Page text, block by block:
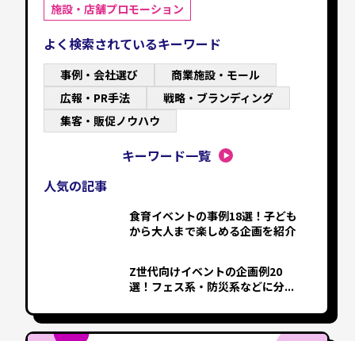
施設・店舗プロモーション
よく検索されているキーワード
事例・会社選び
商業施設・モール
広報・PR手法
戦略・ブランディング
集客・販促ノウハウ
キーワード一覧
人気の記事
食育イベントの事例18選！子ども
から大人まで楽しめる企画を紹介
Z世代向けイベントの企画例20
選！フェス系・防災系などに分...